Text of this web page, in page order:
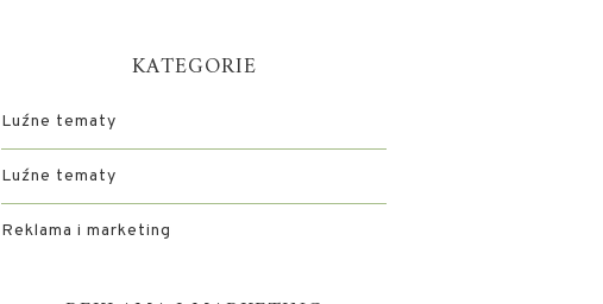
KATEGORIE
Luźne tematy
Luźne tematy
Reklama i marketing